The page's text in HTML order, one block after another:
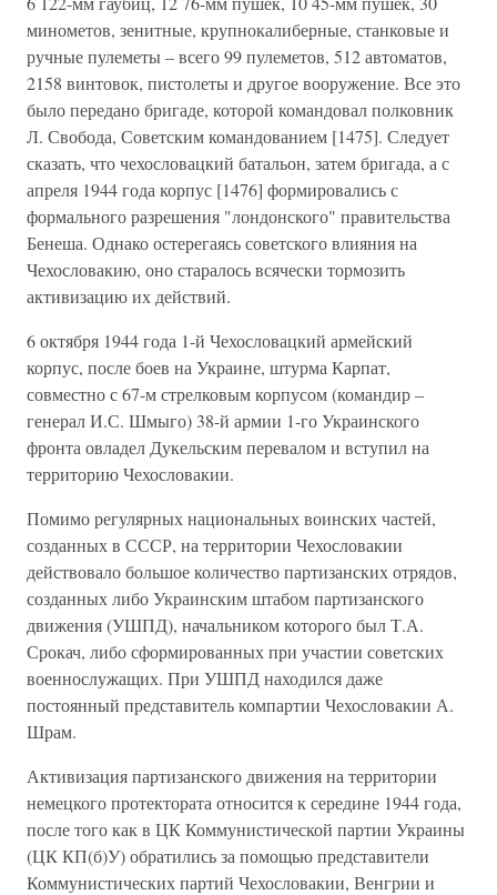
минометов, зенитные, крупнокалиберные, станковые и
ручные пулеметы – всего 99 пулеметов, 512 автоматов,
2158 винтовок, пистолеты и другое вооружение. Все это
было передано бригаде, которой командовал полковник
Л. Свобода, Советским командованием [1475]. Следует
сказать, что чехословацкий батальон, затем бригада, а с
апреля 1944 года корпус [1476] формировались с
формального разрешения "лондонского" правительства
Бенеша. Однако остерегаясь советского влияния на
Чехословакию, оно старалось всячески тормозить
активизацию их действий.
6 октября 1944 года 1-й Чехословацкий армейский
корпус, после боев на Украине, штурма Карпат,
совместно с 67-м стрелковым корпусом (командир –
генерал И.С. Шмыго) 38-й армии 1-го Украинского
фронта овладел Дукельским перевалом и вступил на
территорию Чехословакии.
Помимо регулярных национальных воинских частей,
созданных в СССР, на территории Чехословакии
действовало большое количество партизанских отрядов,
созданных либо Украинским штабом партизанского
движения (УШПД), начальником которого был Т.А.
Срокач, либо сформированных при участии советских
военнослужащих. При УШПД находился даже
постоянный представитель компартии Чехословакии А.
Шрам.
Активизация партизанского движения на территории
немецкого протектората относится к середине 1944 года,
после того как в ЦК Коммунистической партии Украины
(ЦК КП(б)У) обратились за помощью представители
Коммунистических партий Чехословакии, Венгрии и